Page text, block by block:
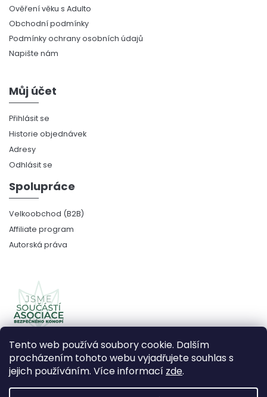
Tento web používá soubory cookie. Dalším
procházením tohoto webu vyjadřujete souhlas s
jejich používáním. Více informací zde.
Ověření věku s Adulto
Obchodní podmínky
Podmínky ochrany osobních údajů
Napište nám
Můj účet
Přihlásit se
Historie objednávek
Adresy
Odhlásit se
Spolupráce
Velkoobchod (B2B)
Affiliate program
Autorská práva